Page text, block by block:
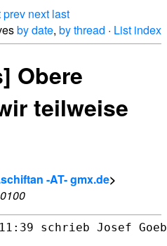
prev next last
by date, by thread · List index
Obere
teilweise
-AT- gmx.de>